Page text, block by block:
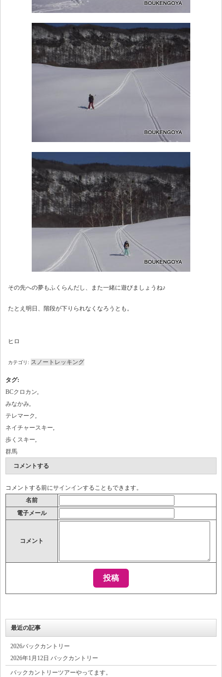
その先への夢もふくらんだし、また一緒に遊びましょうね♪
たとえ明日、階段が下りられなくなろうとも。
ヒロ
カテゴリ: スノートレッキング
タグ:
BCクロカン
みなかみ
テレマーク
ネイチャースキー
歩くスキー
群馬
コメントする
コメントする前にサインインすることもできます。
名前
電子メール
コメント
最近の記事
2026バックカントリー
2026年1月12日 バックカントリー
バックカントリーツアーやってます。